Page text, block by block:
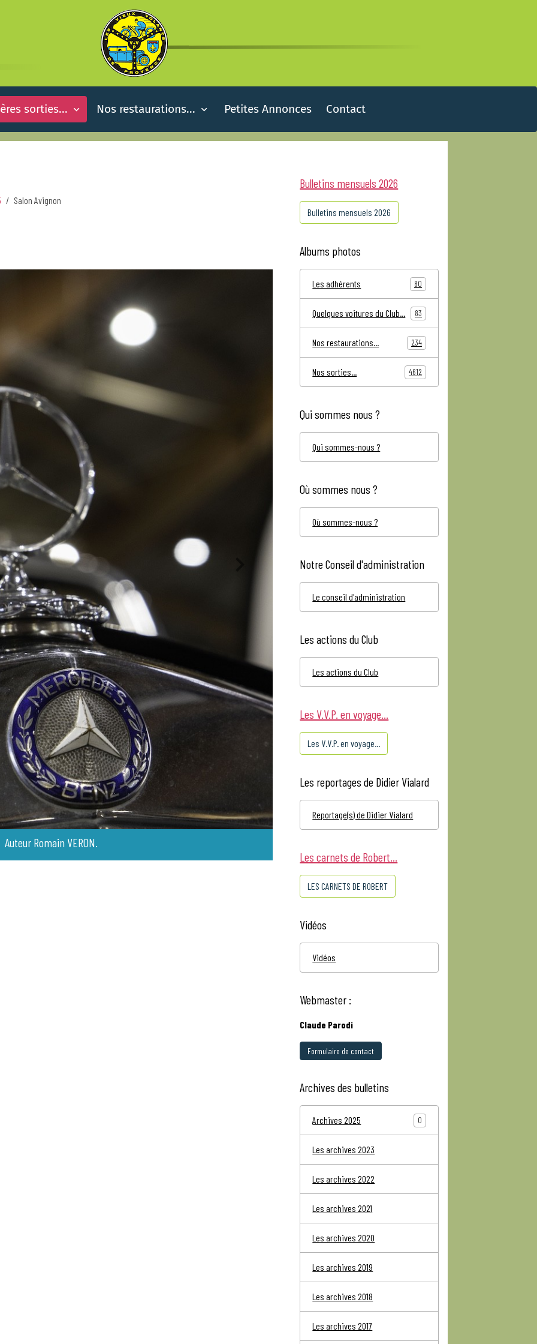
sorties... Nos restaurations... Petites Annonces Contact
Salon Avignon
Romain VERON.
Bulletins mensuels 2026
Bulletins mensuels 2026
Albums photos
Les adhérents 80
Quelques voitures du Club... 83
Nos restaurations... 234
Nos sorties... 4612
Qui sommes nous ?
Qui sommes-nous ?
Où sommes nous ?
Où sommes-nous ?
Notre Conseil d'administration
Le conseil d'administration
Les actions du Club
Les actions du Club
Les V.V.P. en voyage...
Les V.V.P. en voyage...
Les reportages de Didier Vialard
Reportage(s) de Didier Vialard
Les carnets de Robert...
LES CARNETS DE ROBERT
Vidéos
Vidéos
Webmaster :
Claude Parodi
Formulaire de contact
Archives des bulletins
Archives 2025 0
Les archives 2023
Les archives 2022
Les archives 2021
Les archives 2020
Les archives 2019
Les archives 2018
Les archives 2017